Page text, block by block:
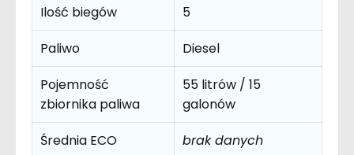
Ilość biegów
5
Paliwo
Diesel
Pojemność
zbiornika paliwa
55 litrów / 15
galonów
Średnia ECO
brak danych